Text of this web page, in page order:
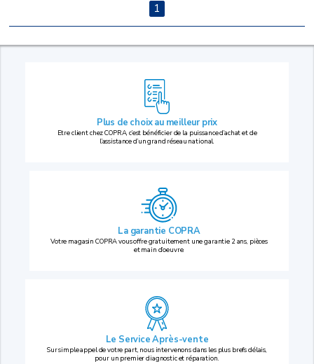
1
Plus de choix au meilleur prix
Etre client chez COPRA, c’est bénéficier de la puissance d’achat et de
l’assistance d’un grand réseau national.
La garantie COPRA
Votre magasin COPRA vous offre gratuitement une garantie 2 ans, pièces
et main d’oeuvre.
Le Service Après-vente
Sur simple appel de votre part, nous intervenons dans les plus brefs délais,
pour un premier diagnostic et réparation.